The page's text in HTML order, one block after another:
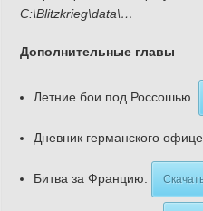
C:\Blitzkrieg\data\…
Дополнительные главы
Летние бои под Россошью.
Дневник германского
Битва за Францию.